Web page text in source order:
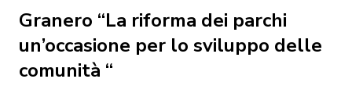
Granero “La riforma dei parchi
un’occasione per lo sviluppo delle
comunità “